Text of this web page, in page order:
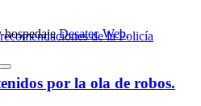
por la ola de robos.
hospedajeDesatec Web.